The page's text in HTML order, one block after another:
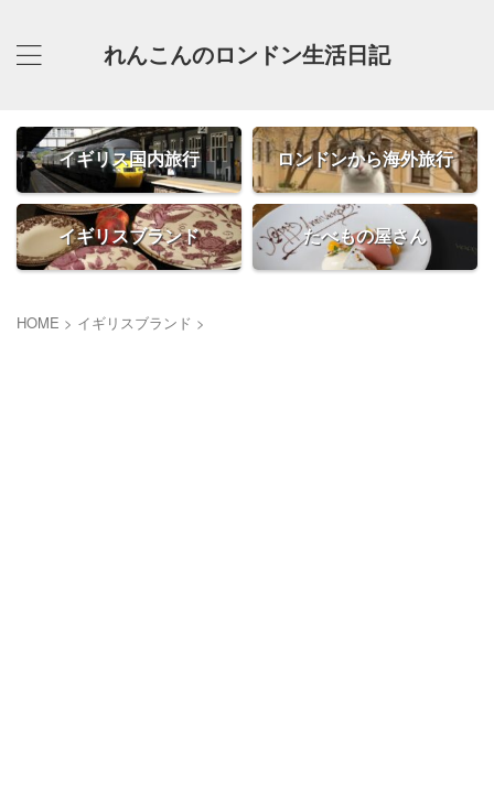
れんこんのロンドン生活日記
イギリス国内旅行 ロンドンから海外旅行
イギリスブランド たべもの屋さん
HOME > イギリスブランド >